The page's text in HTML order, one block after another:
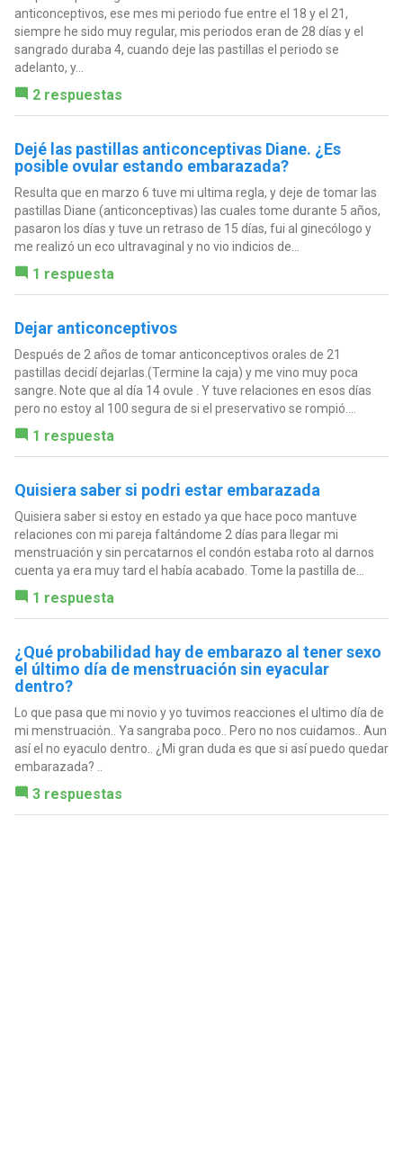
anticonceptivos, ese mes mi periodo fue entre el 18 y el 21,
siempre he sido muy regular, mis periodos eran de 28 días y el
sangrado duraba 4, cuando deje las pastillas el periodo se
adelanto, y...
2 respuestas
Dejé las pastillas anticonceptivas Diane. ¿Es
posible ovular estando embarazada?
Resulta que en marzo 6 tuve mi ultima regla, y deje de tomar las
pastillas Diane (anticonceptivas) las cuales tome durante 5 años,
pasaron los días y tuve un retraso de 15 días, fui al ginecólogo y
me realizó un eco ultravaginal y no vio indicios de...
1 respuesta
Dejar anticonceptivos
Después de 2 años de tomar anticonceptivos orales de 21
pastillas decidí dejarlas.(Termine la caja) y me vino muy poca
sangre. Note que al día 14 ovule . Y tuve relaciones en esos días
pero no estoy al 100 segura de si el preservativo se rompió....
1 respuesta
Quisiera saber si podri estar embarazada
Quisiera saber si estoy en estado ya que hace poco mantuve
relaciones con mi pareja faltándome 2 días para llegar mi
menstruación y sin percatarnos el condón estaba roto al darnos
cuenta ya era muy tard el había acabado. Tome la pastilla de...
1 respuesta
¿Qué probabilidad hay de embarazo al tener sexo
el último día de menstruación sin eyacular
dentro?
Lo que pasa que mi novio y yo tuvimos reacciones el ultimo día de
mi menstruación.. Ya sangraba poco.. Pero no nos cuidamos.. Aun
así el no eyaculo dentro.. ¿Mi gran duda es que si así puedo quedar
embarazada? ..
3 respuestas